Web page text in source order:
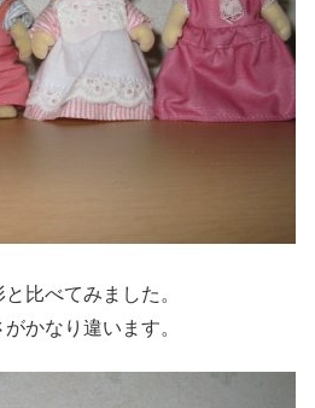
比べてみました。
かなり違います。